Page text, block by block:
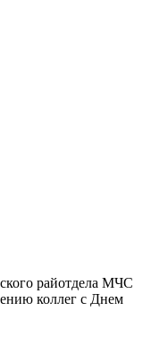
райотдела МЧС
коллег с Днем